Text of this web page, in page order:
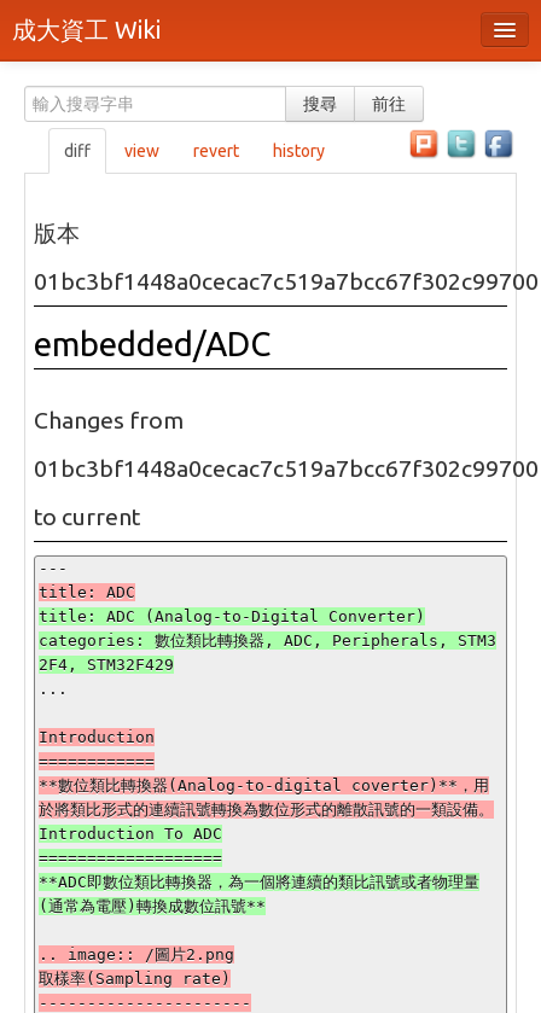
成大資工 Wiki
分類
隨機頁面
最近活動
上傳檔案
頁面原始檔
可列印版本
刪除本頁
登入 / 註冊帳號
搜尋 前往
diff view revert history
版本
01bc3bf1448a0cecac7c519a7bcc67f302c99700
embedded/ADC
Changes from
01bc3bf1448a0cecac7c519a7bcc67f302c99700
to current
title: ADC (Analog-to-Digital Converter)
categories: 數位類比轉換器, ADC, Peripherals, STM3
...
Introduction
============
**數位類比轉換器(Analog-to-digital coverter)**，用
Introduction To ADC
===================
**ADC即數位類比轉換器，為一個將連續的類比訊號或者物理量
.. image:: /圖片2.png
取樣率(Sampling rate)
----------------------